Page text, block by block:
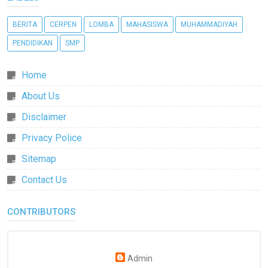
BERITA CERPEN LOMBA MAHASISWA MUHAMMADIYAH
PENDIDIKAN SMP
Home
About Us
Disclaimer
Privacy Police
Sitemap
Contact Us
CONTRIBUTORS
Admin